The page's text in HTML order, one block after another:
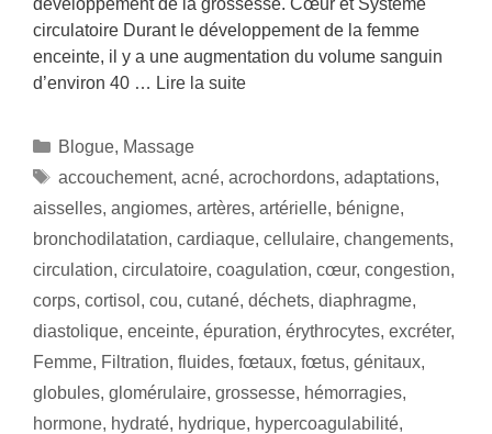
circulatoire Durant le développement de la femme
enceinte, il y a une augmentation du volume sanguin
d’environ 40 … Lire la suite
Blogue, Massage
accouchement, acné, acrochordons, adaptations,
aisselles, angiomes, artères, artérielle, bénigne,
bronchodilatation, cardiaque, cellulaire, changements,
circulation, circulatoire, coagulation, cœur, congestion,
corps, cortisol , cou, cutané, déchets, diaphragme,
diastolique, enceinte, épuration, érythrocytes, excréter,
Femme, Filtration, fluides, fœtaux, fœtus, génitaux,
globules, glomérulaire, grossesse, hémorragies,
hormone, hydraté, hydrique, hypercoagulabilité,